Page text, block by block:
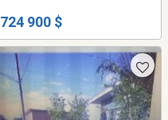
724 900 $